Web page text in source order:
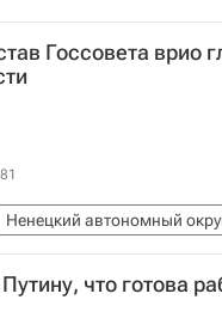
Госсовета врио
Ненецкий автономный
Гехт
что готова